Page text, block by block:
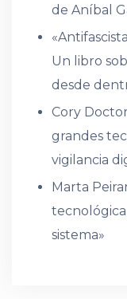
de Aníbal
Un libro
desde
Cory
grandes
vigilancia
Marta
tecnológica
sistema»